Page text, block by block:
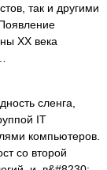
так и другими
XX века
сленга,
IT
компьютеров.
со второй